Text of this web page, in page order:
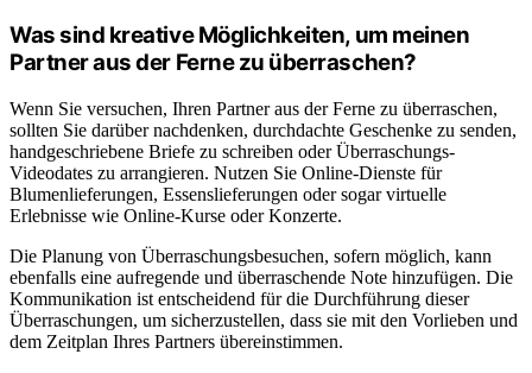
Was sind kreative Möglichkeiten, um meinen
Partner aus der Ferne zu überraschen?
Wenn Sie versuchen, Ihren Partner aus der Ferne zu überraschen,
sollten Sie darüber nachdenken, durchdachte Geschenke zu senden,
handgeschriebene Briefe zu schreiben oder Überraschungs-
Videodates zu arrangieren. Nutzen Sie Online-Dienste für
Blumenlieferungen, Essenslieferungen oder sogar virtuelle
Erlebnisse wie Online-Kurse oder Konzerte.
Die Planung von Überraschungsbesuchen, sofern möglich, kann
ebenfalls eine aufregende und überraschende Note hinzufügen. Die
Kommunikation ist entscheidend für die Durchführung dieser
Überraschungen, um sicherzustellen, dass sie mit den Vorlieben und
dem Zeitplan Ihres Partners übereinstimmen.